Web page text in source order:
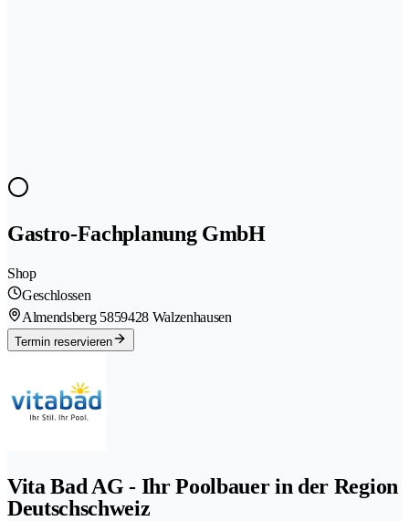
Gastro-Fachplanung GmbH
Shop
Geschlossen
Almendsberg 5859428 Walzenhausen
Termin reservieren
Vita Bad AG - Ihr Poolbauer in der Region
Deutschschweiz